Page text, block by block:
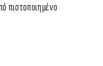
πιστοποιημένο